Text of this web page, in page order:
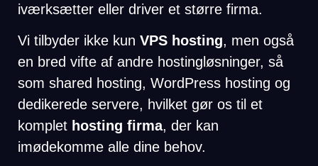
iværksætter eller driver et større firma.
Vi tilbyder ikke kun VPS hosting, men også
en bred vifte af andre hostingløsninger, så
som shared hosting, WordPress hosting og
dedikerede servere, hvilket gør os til et
komplet hosting firma, der kan
imødekomme alle dine behov.